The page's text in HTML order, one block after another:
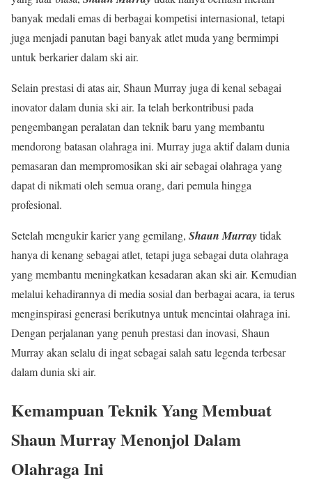
banyak medali emas di berbagai kompetisi internasional, tetapi
juga menjadi panutan bagi banyak atlet muda yang bermimpi
untuk berkarier dalam ski air.
Selain prestasi di atas air, Shaun Murray juga di kenal sebagai
inovator dalam dunia ski air. Ia telah berkontribusi pada
pengembangan peralatan dan teknik baru yang membantu
mendorong batasan olahraga ini. Murray juga aktif dalam dunia
pemasaran dan mempromosikan ski air sebagai olahraga yang
dapat di nikmati oleh semua orang, dari pemula hingga
profesional.
Setelah mengukir karier yang gemilang, Shaun Murraytidak
hanya di kenang sebagai atlet, tetapi juga sebagai duta olahraga
yang membantu meningkatkan kesadaran akan ski air. Kemudian
melalui kehadirannya di media sosial dan berbagai acara, ia terus
menginspirasi generasi berikutnya untuk mencintai olahraga ini.
Dengan perjalanan yang penuh prestasi dan inovasi, Shaun
Murray akan selalu di ingat sebagai salah satu legenda terbesar
dalam dunia ski air.
Kemampuan Teknik Yang Membuat
Shaun Murray Menonjol Dalam
Olahraga Ini